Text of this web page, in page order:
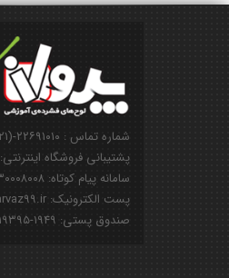
شماره تماس : ۲۲۶۹۱۰۱۰-(۰۲۱)
پشتیبانی فروشگاه اینترنتی: ۰۹۱۲۸۵۰۱۱۲۵
سامانه پیام کوتاه: ۳۰۰۰۸۰۰۸
پست الکترونیک: info@parvaz99.ir
صندوق پستی: ۱۹۴۹-۱۹۳۹۵